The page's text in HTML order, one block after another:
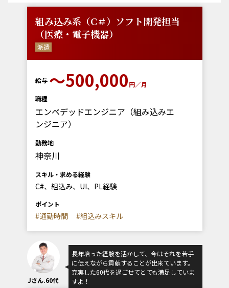
組み込み系（C＃）ソフト開発担当
（医療・電子機器）
派遣
給与 〜500,000円／月
職種
エンベデッドエンジニア（組み込みエ
ンジニア）
勤務地
神奈川
スキル・求める経験
C#、組込み、UI、PL経験
ポイント
#通勤時間 #組込みスキル
Jさん.60代
長年培った経験を活かして、今はそれを若手
に伝えながら貢献することが出来ています。
充実した60代を過ごせてとても満足していま
すよ！